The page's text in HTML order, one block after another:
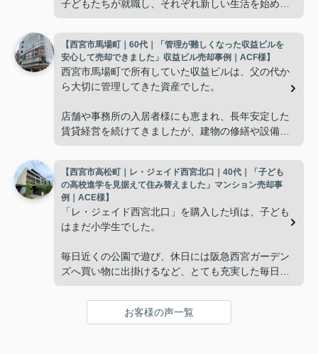
子どもたちが就職し、それぞれ新しい生活を始める
使わない部屋が増え、
「今の私たちには少し広すぎるね。」
掃除や管理の負担も考え、夫婦二人にちょうど良い
インフィニティエステートさんへ相談すると、「パ
ークナード西宮北口」の査定だけでなく、住み替え
先とのスケジュールや資金計画まで丁寧にサポート
してくださいました。
販売活動では、西宮北口駅へのアクセス、阪急西宮
ガーデンズ、医療機関や買い物施設など、将来も安
した。
【西宮市馬場町｜60代｜「管理が難しくなった収益ビルを
安心して売却できました」収益ビル売却事例｜ACF様】
西宮市馬場町で所有していた収益ビルは、父の代か
ら大切に管理してきた資産でした。
店舗や事務所の入居者様にも恵まれ、長年安定した
賃貸経営を続けてきましたが、建物の修繕や設備更
子どもたちはそれぞれ別の仕事に就いており、
「将来、このビルの管理を任せるのは難しいかもし
れない。」
と家族で話し合うようになりました。
インフィニティエステートさんへ相談すると、収益
投資家向けの販売方法をご提案いただきました。
【西宮市高松町｜レ・ジェイド西宮北口｜40代｜「子ども
の高校進学を見据えて住み替えました」マンション売却事
例｜ACE様】
「レ・ジェイド西宮北口」を購入した頃は、子ども
はまだ小学生でした。
毎日近くの公園で遊び、休日には阪急西宮ガーデン
ズへ買い物に出掛けるなど、とても充実した毎日を
年月が経ち、子どもが高校進学を意識する年齢にな
お客様の声一覧